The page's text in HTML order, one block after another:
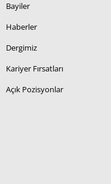
Bayiler
Haberler
Dergimiz
Kariyer Fırsatları
Açık Pozisyonlar